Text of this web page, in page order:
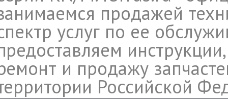
продажей
услуг по ее
и продажу
Российской